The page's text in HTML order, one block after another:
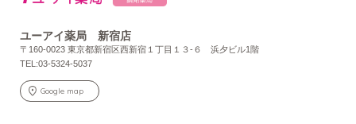
ユーアイ薬局 新宿店
〒160-0023 東京都新宿区西新宿１丁目１３-６ 浜夕ビル1階
TEL:03-5324-5037
Google map